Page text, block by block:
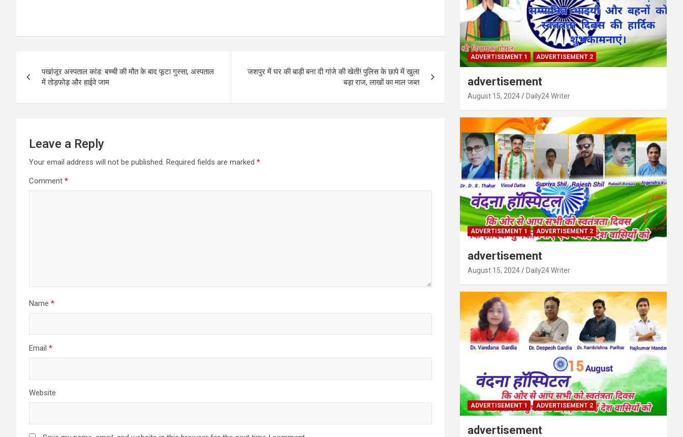
navigation
पखांजूर अस्पताल कांड: बच्ची की मौत के बाद फूटा गुस्सा, अस्पताल
में तोड़फोड़ और हाईवे जाम
जशपुर में घर की बाड़ी बना दी गांजे की खेती! पुलिस के छापे में खुला
बड़ा राज, लाखों का माल जब्त
Leave a Reply
Your email address will not be published. Required fields are marked *
Comment *
Name *
Email *
Website
ADVERTISEMENT 1 ADVERTISEMENT 2
advertisement
August 15, 2024 Daily24 Writer
ADVERTISEMENT 1 ADVERTISEMENT 2
advertisement
August 15, 2024 Daily24 Writer
ADVERTISEMENT 1 ADVERTISEMENT 2
advertisement